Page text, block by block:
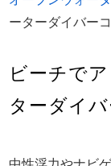
ーターダイバー
ビーチで
ターダイ